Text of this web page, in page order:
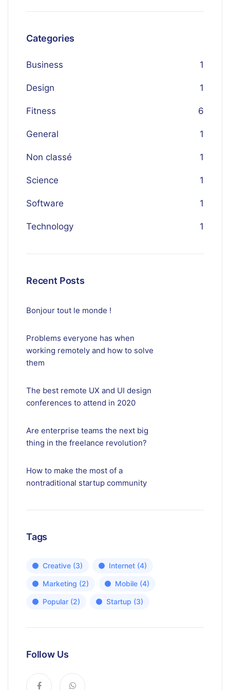
Categories
Business 1
Design 1
Fitness 6
General 1
Non classé 1
Science 1
Software 1
Technology 1
Recent Posts
Bonjour tout le monde !
Problems everyone has when
working remotely and how to solve
them
The best remote UX and UI design
conferences to attend in 2020
Are enterprise teams the next big
thing in the freelance revolution?
How to make the most of a
nontraditional startup community
Tags
Creative (3) Internet (4)
Marketing (2) Mobile (4)
Popular (2) Startup (3)
Follow Us